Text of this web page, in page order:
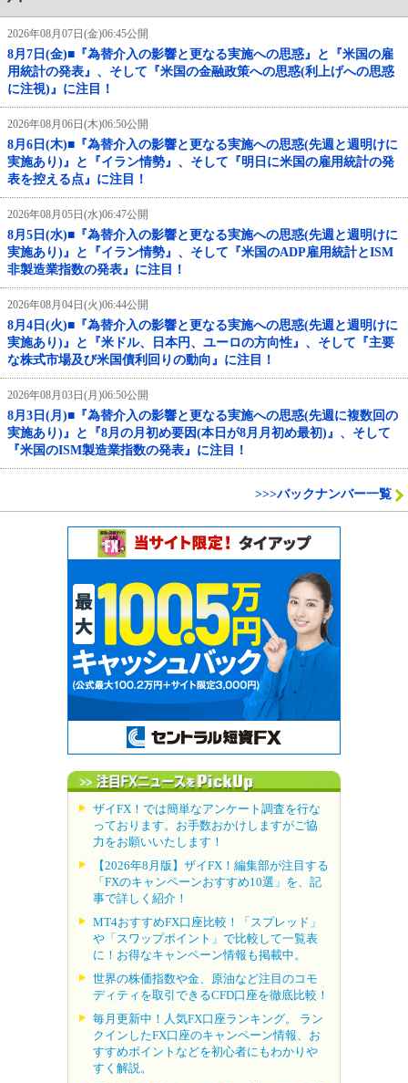
2026年08月07日(金)06:45公開
8月7日(金)■『為替介入の影響と更なる実施への思惑』と『米国の雇
用統計の発表』、そして『米国の金融政策への思惑(利上げへの思惑
に注視)』に注目！
2026年08月06日(木)06:50公開
8月6日(木)■『為替介入の影響と更なる実施への思惑(先週と週明けに
実施あり)』と『イラン情勢』、そして『明日に米国の雇用統計の発
表を控える点』に注目！
2026年08月05日(水)06:47公開
8月5日(水)■『為替介入の影響と更なる実施への思惑(先週と週明けに
実施あり)』と『イラン情勢』、そして『米国のADP雇用統計とISM
非製造業指数の発表』に注目！
2026年08月04日(火)06:44公開
8月4日(火)■『為替介入の影響と更なる実施への思惑(先週と週明けに
実施あり)』と『米ドル、日本円、ユーロの方向性』、そして『主要
な株式市場及び米国債利回りの動向』に注目！
2026年08月03日(月)06:50公開
8月3日(月)■『為替介入の影響と更なる実施への思惑(先週に複数回の
実施あり)』と『8月の月初め要因(本日が8月月初め最初)』、そして
『米国のISM製造業指数の発表』に注目！
>>>バックナンバー一覧
ザイFX！では簡単なアンケート調査を行な
っております。お手数おかけしますがご協
力をお願いいたします！
【2026年8月版】ザイFX！編集部が注目する
「FXのキャンペーンおすすめ10選」を、記
事で詳しく紹介！
MT4おすすめFX口座比較！「スプレッド」
や「スワップポイント」で比較して一覧表
に！お得なキャンペーン情報も掲載中。
世界の株価指数や金、原油など注目のコモ
ディティを取引できるCFD口座を徹底比較！
毎月更新中！人気FX口座ランキング。 ラン
クインしたFX口座のキャンペーン情報、お
すすめポイントなどを初心者にもわかりや
すく解説。